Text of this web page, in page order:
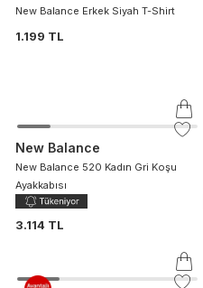
New Balance Erkek Siyah T-Shirt
1.199 TL
New Balance
New Balance 520 Kadın Gri Koşu
Ayakkabısı
3.114 TL